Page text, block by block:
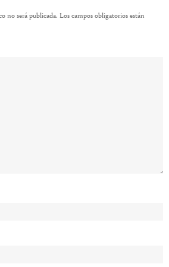
no será publicada. Los campos obligatorios están